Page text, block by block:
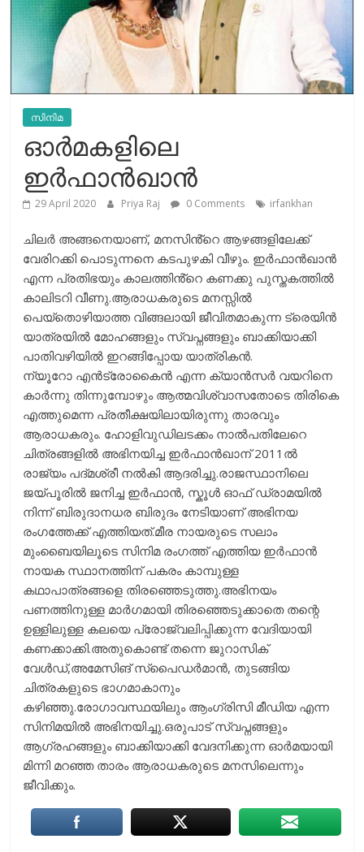
സിനിമ
ഓർമകളിലെ
ഇർഫാൻഖാൻ
29 April 2020 Priya Raj 0 Comments irfankhan
ചിലർ അങ്ങനെയാണ്, മനസിൻ്റെ ആഴങ്ങളിലേക്ക്
വേരിറക്കി പൊടുന്നനെ കടപുഴകി വീഴും. ഇർഫാൻഖാൻ
എന്ന പ്രതിഭയും കാലത്തിൻ്റെ കണക്കു പുസ്തകത്തിൽ
കാലിടറി വീണു.ആരാധകരുടെ മനസ്സിൽ
പെയ്തൊഴിയാത്ത വിങ്ങലായി ജീവിതമാകുന്ന ട്രെയിൻ
യാത്രയിൽ മോഹങ്ങളും സ്വപ്നങ്ങളും ബാക്കിയാക്കി
പാതിവഴിയിൽ ഇറങ്ങിപ്പോയ യാത്രികൻ.
ന്യൂറോ എൻട്രോകൈൻ എന്ന ക്യാൻസർ വയറിനെ
കാർന്നു തിന്നുമ്പോഴും ആത്മവിശ്വാസതോടെ തിരികെ
എത്തുമെന്ന പ്രതീക്ഷയിലായിരുന്നു താരവും
ആരാധകരും. ഹോളിവുഡിലടക്കം നാൽപതിലേറെ
ചിത്രങ്ങളിൽ അഭിനയിച്ച ഇർഫാൻഖാന് 2011ൽ
രാജ്യം പദ്‌മശ്രീ നൽകി ആദരിച്ചു.രാജസ്ഥാനിലെ
ജയ്‌പൂരിൽ ജനിച്ച ഇർഫാൻ, സ്കൂൾ ഓഫ് ഡ്രാമയിൽ
നിന്ന് ബിരുദാനധര ബിരുദം നേടിയാണ് അഭിനയ
രംഗത്തേക്ക് എത്തിയത്.മീര നായരുടെ സലാം
മുംബൈയിലൂടെ സിനിമ രംഗത്ത് എത്തിയ ഇർഫാൻ
നായക സ്ഥാനത്തിന് പകരം കാമ്പുള്ള
കഥാപാത്രങ്ങളെ തിരഞ്ഞെടുത്തു.അഭിനയം
പണത്തിനുള്ള മാർഗമായി തിരഞ്ഞെടുക്കാതെ തന്റെ
ഉള്ളിലുള്ള കലയെ പ്രോജ്വലിപ്പിക്കുന്ന വേദിയായി
കണക്കാക്കി.അതുകൊണ്ട്‌ തന്നെ ജുറാസിക്
വേൾഡ്,അമേസിങ് സ്‌പൈഡർമാൻ, തുടങ്ങിയ
ചിത്രകളുടെ ഭാഗമാകാനും
കഴിഞ്ഞു.രോഗാവസ്ഥയിലും ആംഗ്രിസി മീഡിയ എന്ന
സിനിമയിൽ അഭിനയിച്ചു.ഒരുപാട് സ്വപ്നങ്ങളും
ആഗ്രഹങ്ങളും ബാക്കിയാക്കി വേദനിക്കുന്ന ഓർമയായി
മിന്നി മറഞ്ഞ താരം ആരാധകരുടെ മനസിലെന്നും
ജീവിക്കും.